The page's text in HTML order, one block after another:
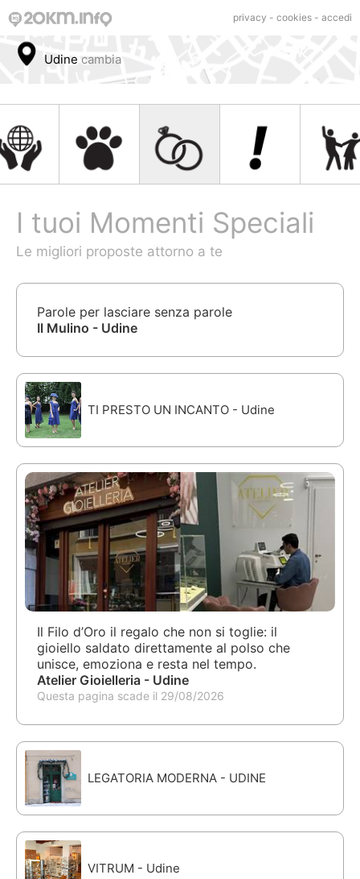
privacy - cookies - accedi
Udine cambia
I tuoi Momenti Speciali
Le migliori proposte attorno a te
Parole per lasciare senza parole
Il Mulino - Udine
TI PRESTO UN INCANTO - Udine
Il Filo d’Oro il regalo che non si toglie: il
gioiello saldato direttamente al polso che
unisce, emoziona e resta nel tempo.
Atelier Gioielleria - Udine
Questa pagina scade il 29/08/2026
LEGATORIA MODERNA - UDINE
VITRUM - Udine